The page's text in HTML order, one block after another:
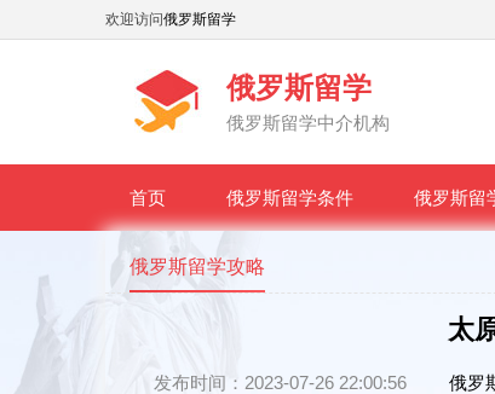
欢迎访问俄罗斯留学
俄罗斯留学
俄罗斯留学中介机构
首页 俄罗斯留学条件 俄罗斯留
俄罗斯留学攻略
太
发布时间：2023-07-26 22:00:56 俄罗